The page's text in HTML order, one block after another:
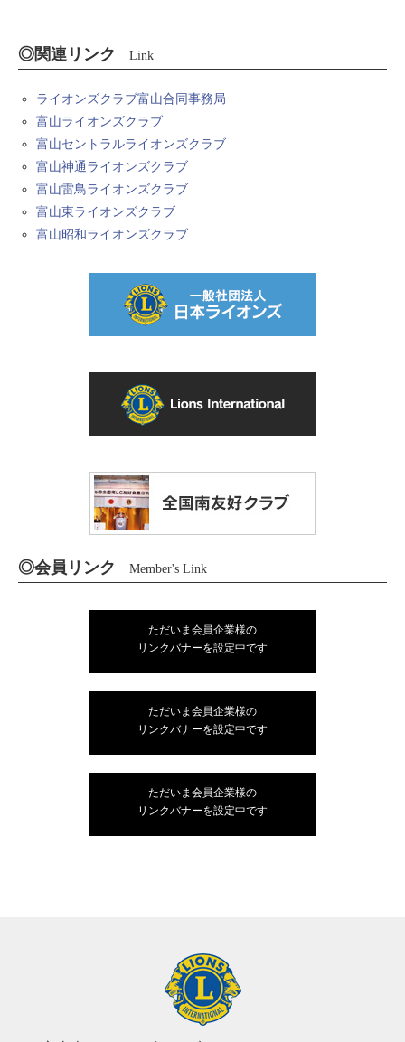
◎関連リンク Link
ライオンズクラブ富山合同事務局
富山ライオンズクラブ
富山セントラルライオンズクラブ
富山神通ライオンズクラブ
富山雷鳥ライオンズクラブ
富山東ライオンズクラブ
富山昭和ライオンズクラブ
◎会員リンク Member's Link
ただいま会員企業様の
リンクバナーを設定中です
ただいま会員企業様の
リンクバナーを設定中です
ただいま会員企業様の
リンクバナーを設定中です